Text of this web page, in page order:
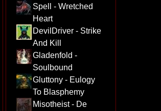
Spell - Wretched
Heart
DevilDriver - Strike
And Kill
Gladenfold -
Soulbound
Gluttony - Eulogy
To Blasphemy
Misotheist - De